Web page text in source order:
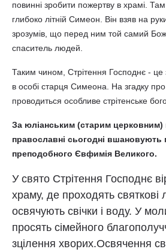
повинні зробити пожертву в храмі. Там
глибоко літній Симеон. Він взяв на
зрозумів, що перед ним той самий
спаситель людей.
Таким чином, Стрітення Господнє - це
в особі старця Симеона. На згадку
проводиться особливе стрітенське
За юліанським (старим церковним)
православні сьогодні вшановують
преподобного Євфимія Великого.
У свято Стрітення Господнє
храму, де проходять святкові
освячують свічки і воду. У
просять сімейного
зцілення хворих.Освячення